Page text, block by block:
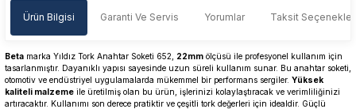
Ürün Bilgisi Garanti Ve Servis Yorumlar Taksit
Beta marka Yıldız Tork Anahtar Soketi 652, 22mm ölçüsü ile profesyonel kullanım için
tasarlanmıştır. Dayanıklı yapısı sayesinde uzun süreli kullanım sunar. Bu anahtar soketi,
otomotiv ve endüstriyel uygulamalarda mükemmel bir performans sergiler. Yüksek
kaliteli malzeme ile üretilmiş olan bu ürün, işlerinizi kolaylaştıracak ve verimliliğinizi
artıracaktır. Kullanımı son derece pratiktir ve çeşitli tork değerleri için idealdir. Güçlü